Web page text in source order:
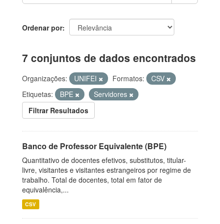
Ordenar por
7 conjuntos de dados encontrados
Organizações: UNIFEI Formatos:
CSV
Etiquetas:
BPE
Servidores
Filtrar Resultados
Banco de Professor Equivalente (BPE)
Quantitativo de docentes efetivos, substitutos, titular-
livre, visitantes e visitantes estrangeiros por regime de
trabalho. Total de docentes, total em fator de
equivalência,...
CSV